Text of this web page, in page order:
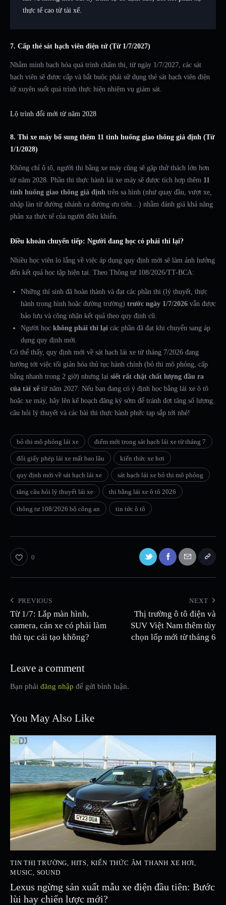
thực tế cao từ tài xế.
7. Cấp thẻ sát hạch viên điện tử (Từ 1/7/2027)
Nhằm minh bạch hóa quá trình chấm thi, từ ngày 1/7/2027, các sát
hạch viên sẽ được cấp và bắt buộc phải sử dụng thẻ sát hạch viên điện
tử xuyên suốt quá trình thực hiện nhiệm vụ giám sát.
Lộ trình đổi mới từ năm 2028
8. Thi xe máy bổ sung thêm 11 tình huống giao thông giả định (Từ
1/1/2028)
Không chỉ ô tô, người thi bằng xe máy cũng sẽ gặp thử thách lớn hơn
từ năm 2028. Phần thi thực hành lái xe máy sẽ được tích hợp thêm 11
tình huống giao thông giả định trên sa hình (như quay đầu, vượt xe,
nhập làn từ đường nhánh ra đường ưu tiên…) nhằm đánh giá khả năng
phản xạ thực tế của người điều khiển.
Điều khoản chuyển tiếp: Người đang học có phải thi lại?
Nhiều học viên lo lắng về việc áp dụng quy định mới sẽ làm ảnh hưởng
đến kết quả học tập hiện tại. Theo Thông tư 108/2026/TT-BCA:
Những thí sinh đã hoàn thành và đạt các phần thi (lý thuyết, thực
hành trong hình hoặc đường trường) trước ngày 1/7/2026 vẫn được
bảo lưu và công nhận kết quả theo quy định cũ.
Người học không phải thi lại các phần đã đạt khi chuyển sang áp
dụng quy định mới.
Có thể thấy, quy định mới về sát hạch lái xe từ tháng 7/2026 đang
hướng tới việc tối giản hóa thủ tục hành chính (bỏ thi mô phỏng, cấp
bằng nhanh trong 2 giờ) nhưng lại siết rất chặt chất lượng đầu ra
của tài xế từ năm 2027. Nếu bạn đang có ý định học bằng lái xe ô tô
hoặc xe máy, hãy lên kế hoạch đăng ký sớm để tránh đợt tăng số lượng
câu hỏi lý thuyết và các bài thi thực hành phức tạp sắp tới nhé!
bỏ thi mô phỏng lái xe điểm mới trong sát hạch lái xe từ tháng 7
đổi giấy phép lái xe mất bao lâu kiến thức xe hơi
quy định mới về sát hạch lái xe sát hạch lái xe bỏ thi mô phỏng
tăng câu hỏi lý thuyết lái xe thi bằng lái xe ô tô 2026
thông tư 108/2026 bộ công an tin tức ô tô
0
PREVIOUS
Từ 1/7: Lắp màn hình,
camera, cản xe có phải làm
thủ tục cải tạo không?
NEXT
Thị trường ô tô điện và
SUV Việt Nam thêm tùy
chọn lốp mới từ tháng 6
Leave a comment
Bạn phải đăng nhập để gửi bình luận.
You May Also Like
TIN THỊ TRƯỜNG, HITS, KIẾN THỨC ÂM THANH XE HƠI,
MUSIC, SOUND
Lexus ngừng sản xuất mẫu xe điện đầu tiên: Bước
lùi hay chiến lược mới?